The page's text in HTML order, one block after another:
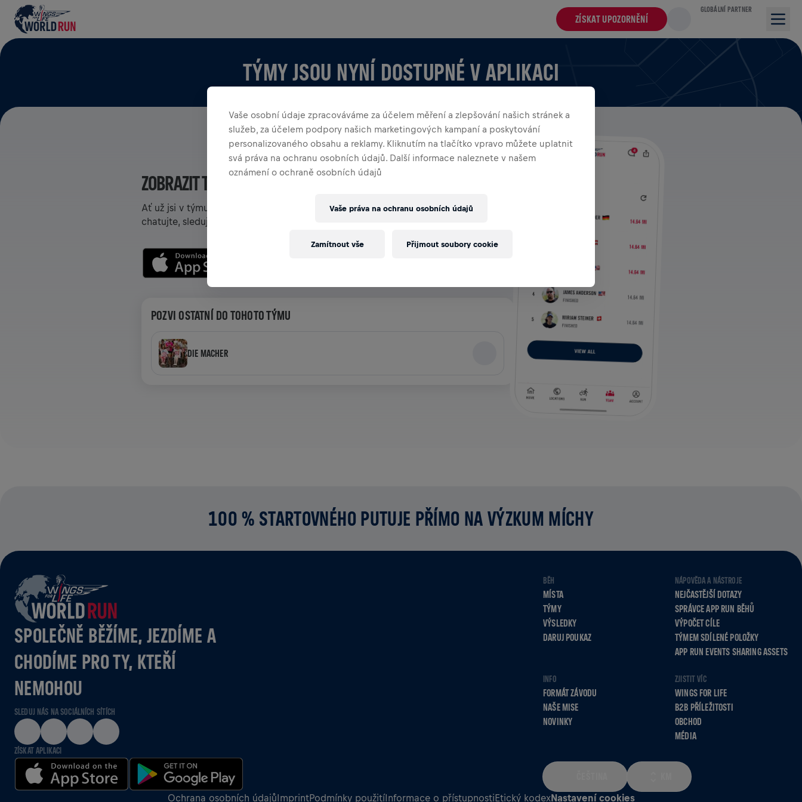
ZÍSKAT UPOZORNĚNÍ
GLOBÁLNÍ PARTNER
TÝMY JSOU NYNÍ DOSTUPNÉ V APLIKACI
ZOBRAZIT TÝMY V APLIKACI
Ať už jsi v týmu, nebo si ho vytváříš sám, prozkoumej vše o Týmech v aplikaci —
chatujte, sledujte svoje pořadí a oslavujte společně.
POZVI OSTATNÍ DO TOHOTO TÝMU
DIE MACHER
100 % STARTOVNÉHO PUTUJE PŘÍMO NA VÝZKUM MÍCHY
SPOLEČNĚ BĚŽÍME, JEZDÍME A
CHODÍME PRO TY, KTEŘÍ
NEMOHOU
SLEDUJ NÁS NA SOCIÁLNÍCH SÍTÍCH
ZÍSKAT APLIKACI
BĚH
MÍSTA
TÝMY
VÝSLEDKY
DARUJ POUKAZ
NÁPOVĚDA A NÁSTROJE
NEJČASTĚJŠÍ DOTAZY
SPRÁVCE APP RUN BĚHŮ
VÝPOČET CÍLE
TÝMEM SDÍLENÉ POLOŽKY
APP RUN EVENTS SHARING ASSETS
INFO
FORMÁT ZÁVODU
NAŠE MISE
NOVINKY
ZJISTIT VÍC
WINGS FOR LIFE
B2B PŘÍLEŽITOSTI
OBCHOD
MÉDIA
Ochrana osobních údajůImprintPodmínky použitíInformace o přístupnostiEtický kodexNastavení cookies
Vaše osobní údaje zpracováváme za účelem měření a zlepšování našich stránek a
služeb, za účelem podpory našich marketingových kampaní a poskytování
personalizovaného obsahu a reklamy. Kliknutím na tlačítko vpravo můžete uplatnit
svá práva na ochranu osobních údajů. Další informace naleznete v našem
oznámení o ochraně osobních údajů
Vaše práva na ochranu osobních údajů
Zamítnout vše Přijmout soubory cookie